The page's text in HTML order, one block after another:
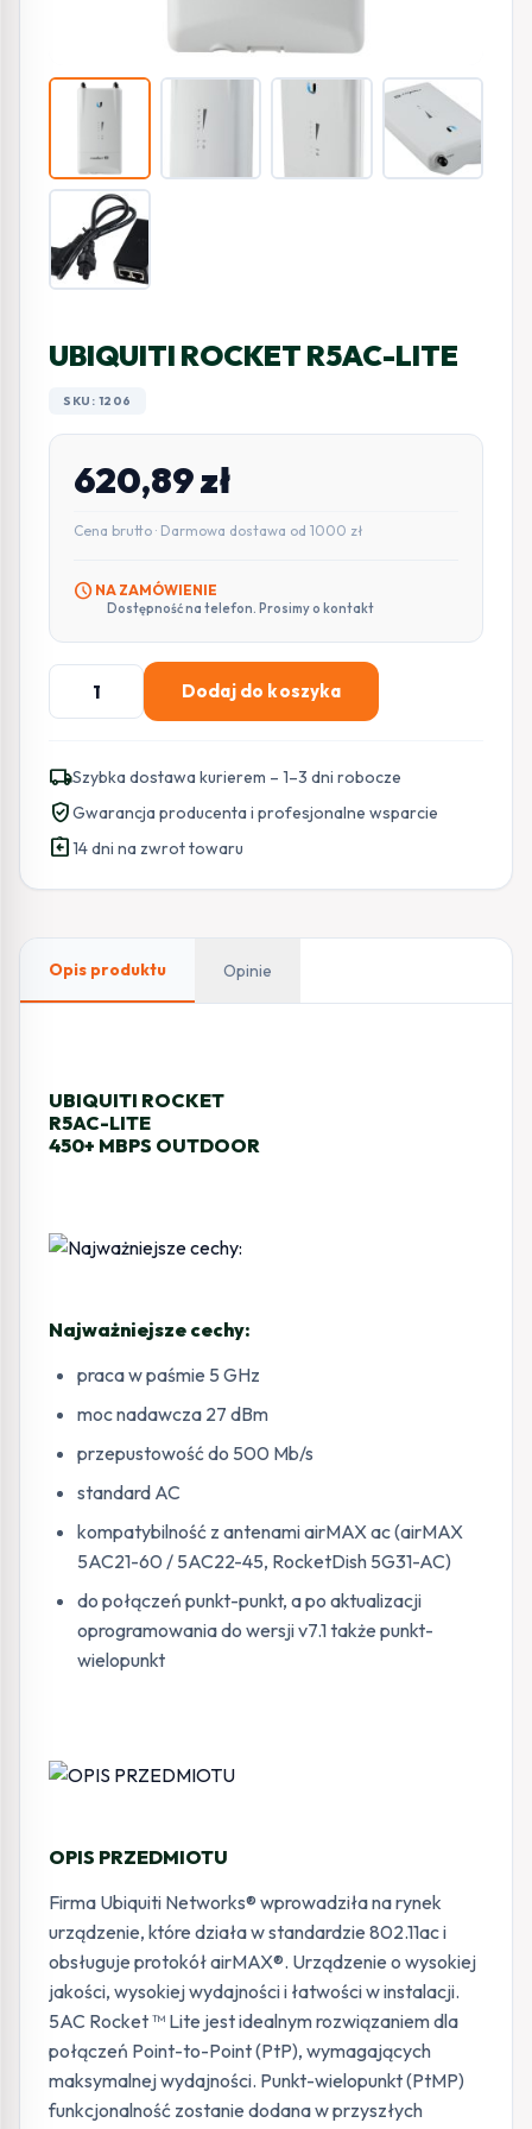
UBIQUITI ROCKET R5AC-LITE
SKU: 1206
620,89zł
Cena brutto · Darmowa dostawa od 1000 zł
schedule NA ZAMÓWIENIE
Dostępność na telefon. Prosimy o kontakt
ilość
UBIQUITI
R5AC-
LITE
Dodaj do koszyka
local_shippingSzybka dostawa kurierem – 1–3 dni robocze
verified_userGwarancja producenta i profesjonalne wsparcie
assignment_return14 dni na zwrot towaru
Opis produktu Opinie
UBIQUITI ROCKET
R5AC-LITE
450+ MBPS OUTDOOR
Najważniejsze cechy:
praca w paśmie 5 GHz
moc nadawcza 27 dBm
przepustowość do 500 Mb/s
standard AC
kompatybilność z antenami airMAX ac (airMAX
5AC21-60 / 5AC22-45, RocketDish 5G31-AC)
do połączeń punkt-punkt, a po aktualizacji
oprogramowania do wersji v7.1 także punkt-
wielopunkt
OPIS PRZEDMIOTU
Firma Ubiquiti Networks® wprowadziła na rynek
urządzenie, które działa w standardzie 802.11ac i
obsługuje protokół airMAX®. Urządzenie o wysokiej
jakości, wysokiej wydajności i łatwości w instalacji.
5AC Rocket ™ Lite jest idealnym rozwiązaniem dla
połączeń Point-to-Point (PtP), wymagających
maksymalnej wydajności. Punkt-wielopunkt (PtMP)
funkcjonalność zostanie dodana w przyszłych